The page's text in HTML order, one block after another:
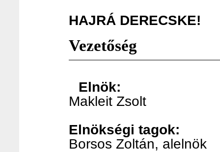
HAJRÁ DERECSKE!
Vezetőség
Elnök:
Makleit Zsolt
Elnökségi tagok:
Borsos Zoltán, alelnök